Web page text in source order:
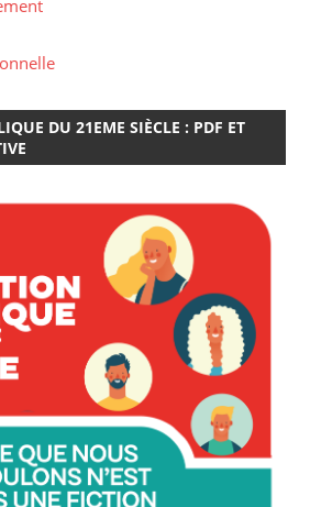
DU 21EME SIÈCLE : PDF ET